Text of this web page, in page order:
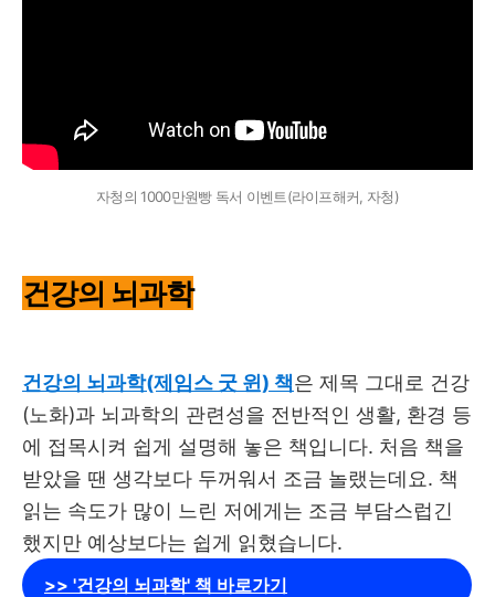
자청의 1000만원빵 독서 이벤트(라이프해커, 자청)
건강의 뇌과학
건강의 뇌과학(제임스 굿 윈) 책은 제목 그대로 건강
(노화)과 뇌과학의 관련성을 전반적인 생활, 환경 등
에 접목시켜 쉽게 설명해 놓은 책입니다. 처음 책을
받았을 땐 생각보다 두꺼워서 조금 놀랬는데요. 책
읽는 속도가 많이 느린 저에게는 조금 부담스럽긴
했지만 예상보다는 쉽게 읽혔습니다.
>> '건강의 뇌과학' 책 바로가기